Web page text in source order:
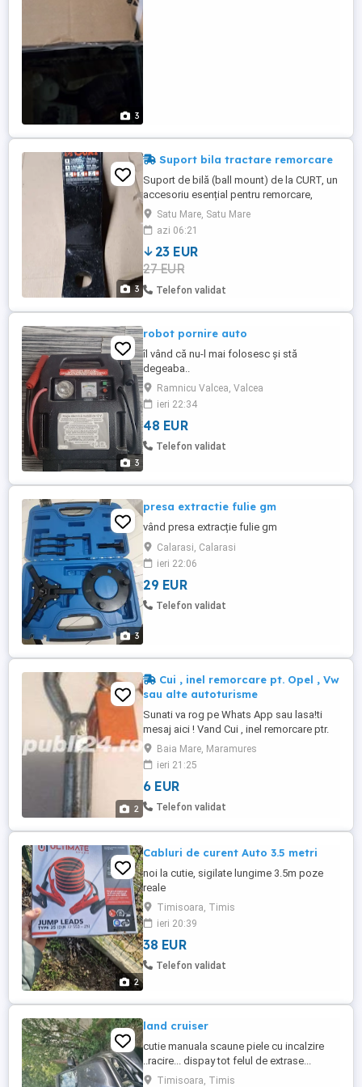
3
3
Suport bila tractare remorcare
Suport de bilă (ball mount) de la CURT, un
accesoriu esențial pentru remorcare,
utilizat pentru a conecta o remorcă la un
vehicul. Tip și capacitate: Este un suport
de bilă de clasa 3, cu o capacitate de
remorcare brută (GTW) de 7.500 lbs
(aproximativ 3.400 kg) și o capacitate de
greutate a timonului ...
Satu Mare, Satu Mare
azi 06:21
23 EUR
27 EUR
Telefon validat
3
robot pornire auto
îl vând că nu-l mai folosesc și stă
degeaba..
Ramnicu Valcea, Valcea
ieri 22:34
48 EUR
Telefon validat
3
presa extractie fulie gm
vând presa extracție fulie gm
Calarasi, Calarasi
ieri 22:06
29 EUR
Telefon validat
2
Cui , inel remorcare pt. Opel , Vw
sau alte autoturisme
Sunati va rog pe Whats App sau lasa!ti
mesaj aici ! Vand Cui , inel remorcare ptr.
Opel , Vw sau alte autoturisme. Observi
lipsa lui atunci cand ramai in drum !!! poza
1- 50 lei- pt. Opel Astra G,sau Astra H, sau
Astra J , Vectra sau Zafira -original !Nou !
poza 2- 30 lei- pt.mai multe tipuri de ...
Baia Mare, Maramures
ieri 21:25
6 EUR
Telefon validat
2
Cabluri de curent Auto 3.5 metri
noi la cutie, sigilate lungime 3.5m poze
reale
Timisoara, Timis
ieri 20:39
38 EUR
Telefon validat
land cruiser
cutie manuala scaune piele cu incalzire
..racire... dispay tot felul de extrase...
camera etc
Timisoara, Timis